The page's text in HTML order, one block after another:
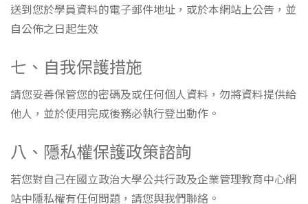
送到您於學員資料的電子郵件地址，或於本網站上公告，並
自公佈之日起生效
七、自我保護措施
請您妥善保管您的密碼及或任何個人資料，勿將資料提供給
他人，並於使用完成後務必執行登出動作。
八、隱私權保護政策諮詢
若您對自己在國立政治大學公共行政及企業管理教育中心網
站中隱私權有任何問題，請您與我們聯絡。